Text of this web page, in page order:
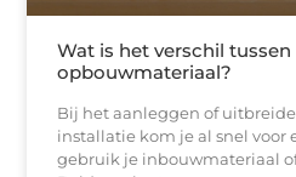
Wat is het verschil
opbouwmateriaal?
Bij het aanleggen of
installatie kom je al snel voor
gebruik je inbouwmateriaal